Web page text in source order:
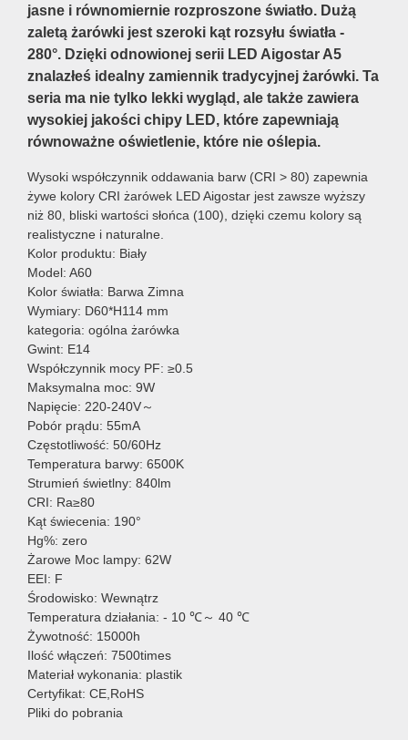
jasne i równomiernie rozproszone światło. Dużą
zaletą żarówki jest szeroki kąt rozsyłu światła -
280°. Dzięki odnowionej serii LED Aigostar A5
znalazłeś idealny zamiennik tradycyjnej żarówki. Ta
seria ma nie tylko lekki wygląd, ale także zawiera
wysokiej jakości chipy LED, które zapewniają
równoważne oświetlenie, które nie oślepia.
Wysoki współczynnik oddawania barw (CRI > 80) zapewnia
żywe kolory CRI żarówek LED Aigostar jest zawsze wyższy
niż 80, bliski wartości słońca (100), dzięki czemu kolory są
realistyczne i naturalne.
Kolor produktu: Biały
Model: A60
Kolor światła: Barwa Zimna
Wymiary: D60*H114 mm
kategoria: ogólna żarówka
Gwint: E14
Współczynnik mocy PF: ≥0.5
Maksymalna moc: 9W
Napięcie: 220-240V～
Pobór prądu: 55mA
Częstotliwość: 50/60Hz
Temperatura barwy: 6500K
Strumień świetlny: 840lm
CRI: Ra≥80
Kąt świecenia: 190°
Hg%: zero
Żarowe Moc lampy: 62W
EEI: F
Środowisko: Wewnątrz
Temperatura działania: - 10 ℃～ 40 ℃
Żywotność: 15000h
Ilość włączeń: 7500times
Materiał wykonania: plastik
Certyfikat: CE,RoHS
Pliki do pobrania